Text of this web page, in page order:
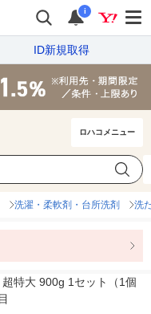
i
ID新規取得
ロハコメニュー
洗濯・柔軟剤・台所洗剤 洗